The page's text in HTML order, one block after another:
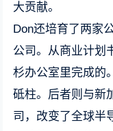
大贡献。
Don还培育了两家
公司。从商业计划
杉办公室里完成的
砥柱。后者则与新
司，改变了全球半